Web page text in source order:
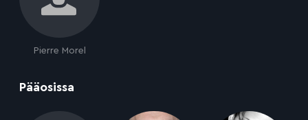
Pierre Morel
Pääosissa